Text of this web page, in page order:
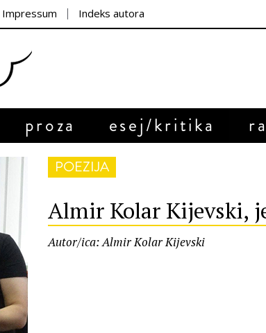
Impressum Indeks autora
proza esej/kritika
POEZIJA
Almir Kolar Kijevski,
Autor/ica: Almir Kolar Kijevski